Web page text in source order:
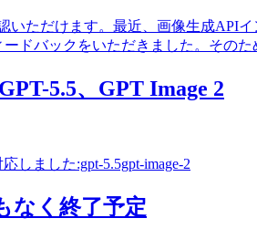
いただけます。最近、画像生成API
ドバックをいただきました。そのた
5.5、GPT Image 2
しました:gpt-5.5gpt-image-2
なく終了予定